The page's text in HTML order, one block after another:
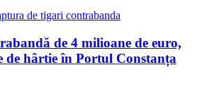
de 4 milioane de euro,
de hârtie în Portul Constanța